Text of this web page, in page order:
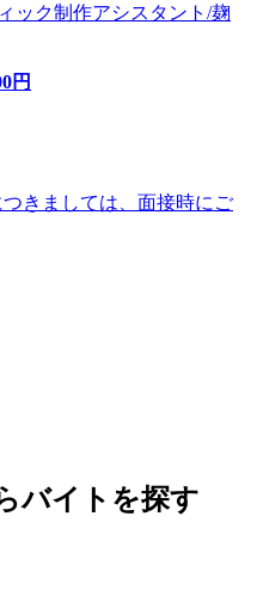
ック制作アシスタント/麹
円
きましては、面接時にご
バイトを探す